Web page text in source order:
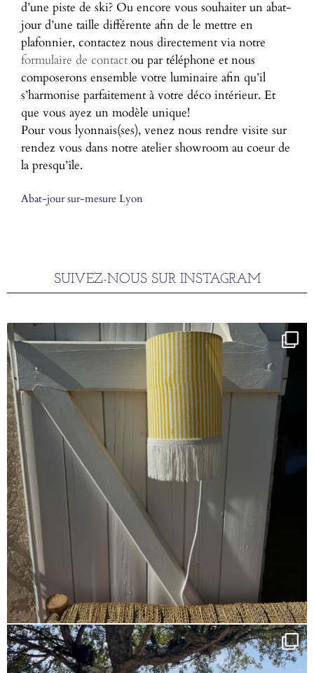
d’une piste de ski? Ou encore vous souhaiter un abat-
jour d’une taille différente afin de le mettre en
plafonnier, contactez nous directement via notre
formulaire de contact ou par téléphone et nous
composerons ensemble votre luminaire afin qu’il
s’harmonise parfaitement à votre déco intérieur. Et
que vous ayez un modèle unique!
Pour vous lyonnais(ses), venez nous rendre visite sur
rendez vous dans notre atelier showroom au coeur de
la presqu’île.
Abat-jour sur-mesure Lyon
SUIVEZ-NOUS SUR INSTAGRAM